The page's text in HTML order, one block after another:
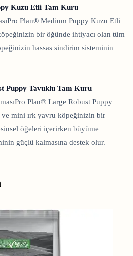
Kuzu Etli Tam Kuru
Plan® Medium Puppy Kuzu Etli
bir öğünde ihtiyacı olan tüm
hassas sindirim sisteminin
Puppy Tavuklu Tam Kuru
Plan® Large Robust Puppy
mini ırk yavru köpeğinizin bir
öğeleri içerirken büyüme
güçlü kalmasına destek olur.